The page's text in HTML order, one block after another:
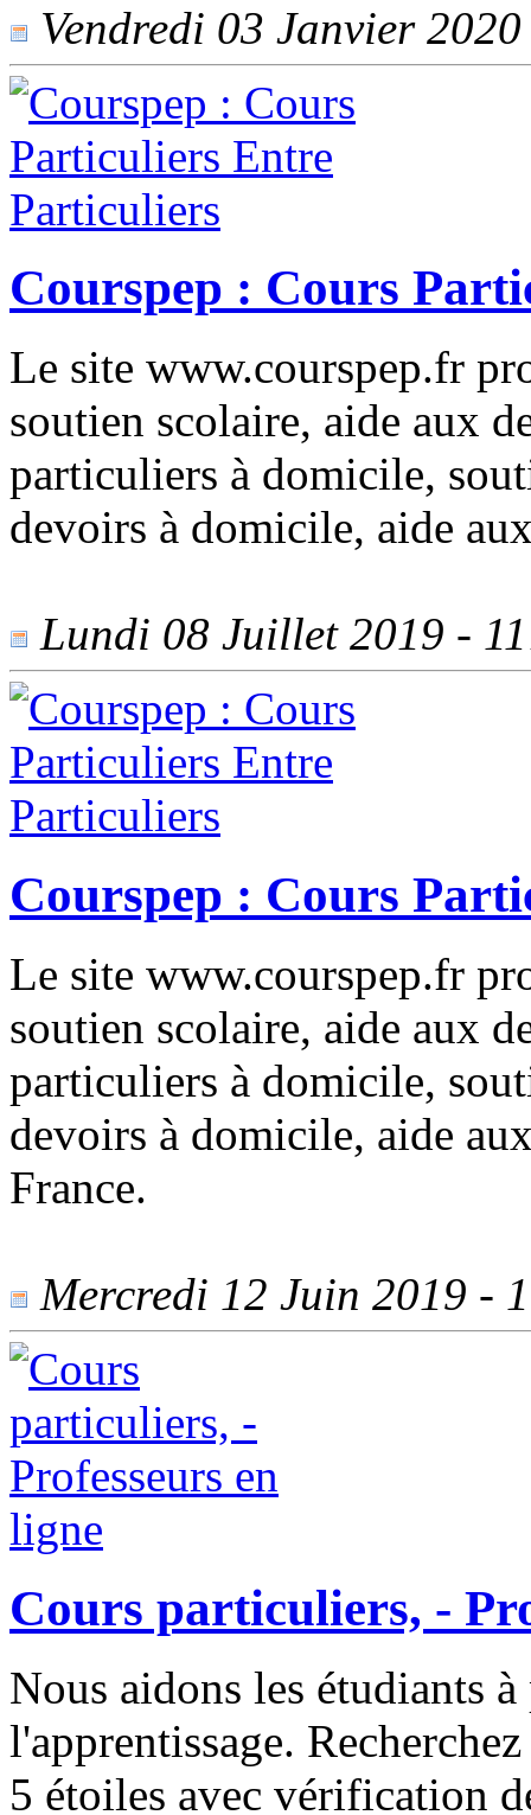
Vendredi 03 Janvier
Courspep : Cours
Le site www.courspep.fr
soutien scolaire, aide aux
particuliers à domicile,
devoirs à domicile, aide
Lundi 08 Juillet 2019 -
Courspep : Cours
Le site www.courspep.fr
soutien scolaire, aide aux
particuliers à domicile,
devoirs à domicile, aide
France.
Mercredi 12 Juin 2019 -
Cours particuliers, -
Nous aidons les étudiants
l'apprentissage.
5 étoiles avec vérification